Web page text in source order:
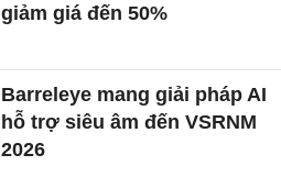
giảm giá đến 50%
Barreleye mang giải pháp AI
hỗ trợ siêu âm đến VSRNM
2026